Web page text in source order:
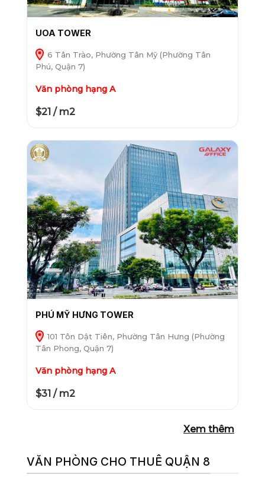
UOA TOWER
6 Tân Trào, Phường Tân Mỹ (Phường Tân
Phú, Quận 7)
Văn phòng hạng A
$21 / m2
PHÚ MỸ HƯNG TOWER
101 Tôn Dật Tiên, Phường Tân Hưng (Phường
Tân Phong, Quận 7)
Văn phòng hạng A
$31 / m2
Xem thêm
VĂN PHÒNG CHO THUÊ QUẬN 8